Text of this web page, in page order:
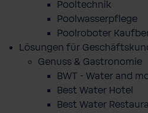
Pooltechnik
Poolwasserpflege
Poolroboter
Lösungen für
Genuss & Gastronomie
BWT - Water and
Best Water Hotel
Best Water